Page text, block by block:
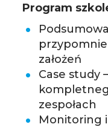
Program
założeń
Case study
zespołach
Monitoring